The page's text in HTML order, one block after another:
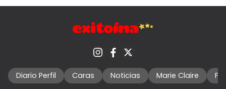
Diario Perfil Caras Noticias Marie Claire